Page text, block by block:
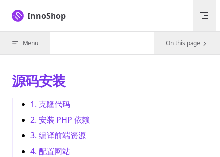
Skip to content
InnoShop
Menu On this page
源码安装
1. 克隆代码
2. 安装 PHP 依赖
3. 编译前端资源
4. 配置网站